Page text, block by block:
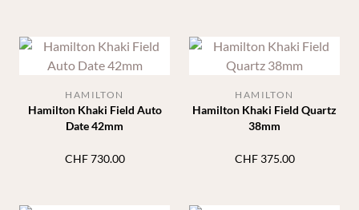
Hamilton Khaki Field Auto
Date 42mm
HAMILTON
CHF730.00
Hamilton Khaki Field Quartz
38mm
HAMILTON
CHF375.00